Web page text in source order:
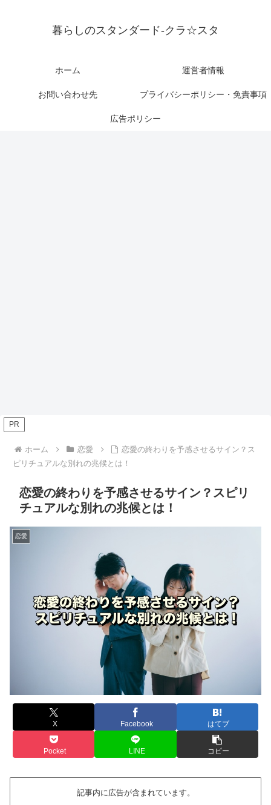
暮らしのスタンダード-クラ☆スタ
ホーム 運営者情報
お問い合わせ先 プライバシーポリシー・免責事項
広告ポリシー
PR
ホーム 恋愛
恋愛の終わりを予感させるサイン？ス
ピリチュアルな別れの兆候とは！
恋愛の終わりを予感させるサイン？スピリ
チュアルな別れの兆候とは！
恋愛
X Facebook はてブ
Pocket LINE コピー
記事内に広告が含まれています。